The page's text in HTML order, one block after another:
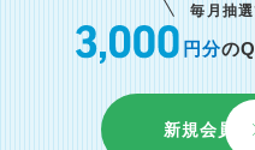
毎月抽
円分の
新規会員